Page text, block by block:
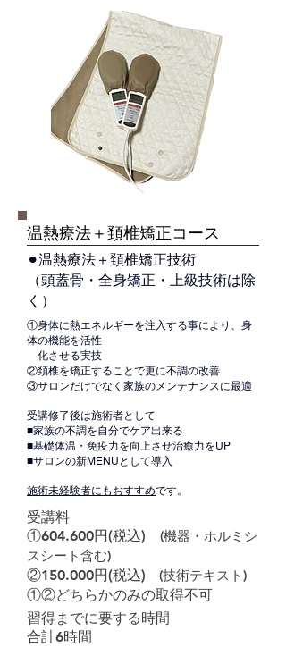
温熱療法＋頚椎矯正コース
⚫︎温熱療法＋頚椎矯正技術
（頭蓋骨・全身矯正・上級技術は除
く）
①身体に熱エネルギーを注入する事により、身
体の機能を活性
化させる実技
②頚椎を矯正することで更に不調の改善
③サロンだけでなく家族のメンテナンスに最適
受講修了後は施術者として
■家族の不調を自分でケア出来る
■基礎体温・免疫力を向上させ治癒力をUP
■サロンの新MENUとして導入
施術未経験者にもおすすめです。
受講料
①604.600円(税込)
(機器・ホルミシ
スシート含む)
②150.000円(税込) (技術テキスト)
①②どちらかのみの取得不可
習得までに要する時間
合計6時間